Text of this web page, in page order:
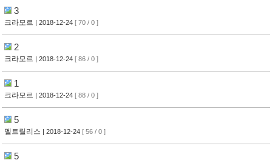
3
크라모르 | 2018-12-24 [ 70 / 0 ]
2
크라모르 | 2018-12-24 [ 86 / 0 ]
1
크라모르 | 2018-12-24 [ 88 / 0 ]
5
멜트릴리스 | 2018-12-24 [ 56 / 0 ]
5